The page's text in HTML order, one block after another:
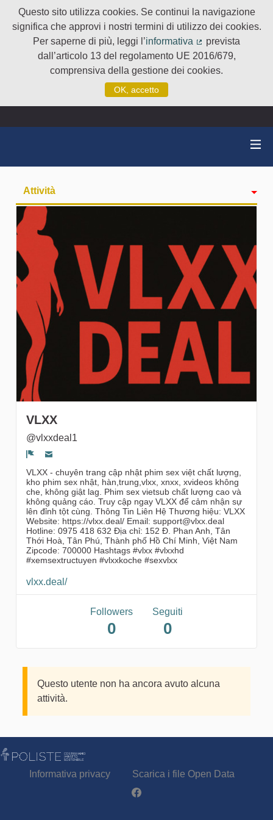
Questo sito utilizza cookies. Se continui la navigazione
significa che approvi i nostri termini di utilizzo dei cookies.
Per saperne di più, leggi l’informativa
(Collegamento
prevista
dall’articolo 13 del regolamento UE 2016/679,
comprensiva della gestione dei cookies.
OK, accetto
Attività
badge
Seguiti
Followers
VLXX
@vlxxdeal1
Segnala un problema
VLXX - chuyên trang cập nhật phim sex việt chất lượng,
kho phim sex nhật, hàn,trung,vlxx, xnxx, xvideos không
che, không giật lag. Phim sex vietsub chất lượng cao và
không quảng cáo. Truy cập ngay VLXX để cảm nhận sự
lên đỉnh tột cùng. Thông Tin Liên Hệ Thương hiệu: VLXX
Website: https://vlxx.deal/ Email: support@vlxx.deal
Hotline: 0975 418 632 Địa chỉ: 152 Đ. Phan Anh, Tân
Thới Hoà, Tân Phú, Thành phố Hồ Chí Minh, Việt Nam
Zipcode: 700000 Hashtags #vlxx #vlxxhd
#xemsextructuyen #vlxxkoche #sexvlxx
vlxx.deal/
Followers
0
Seguiti
0
Questo utente non ha ancora avuto alcuna
attività.
Informativa privacy
Scarica i file Open Data
Partecipa - Poliste su Facebook